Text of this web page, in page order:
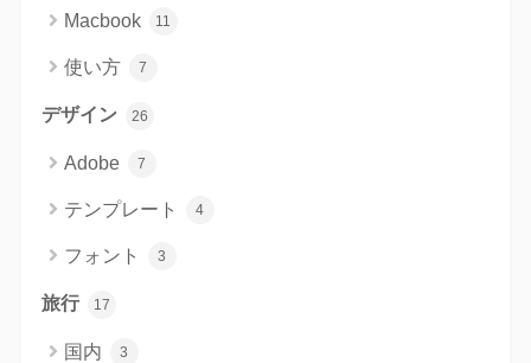
Macbook 11
使い方 7
デザイン 26
Adobe 7
テンプレート 4
フォント 3
旅行 17
国内 3